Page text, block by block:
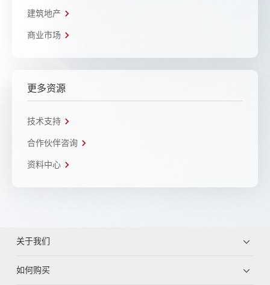
建筑地产
商业市场
更多资源
技术支持
合作伙伴咨询
资料中心
关于我们
如何购买